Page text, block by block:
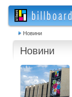
Новини
Новини